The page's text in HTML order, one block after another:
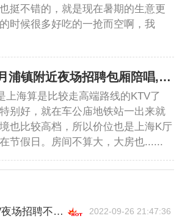
挺不错的，就是现在暑期的生意更
时候很多好吃的一抢而空啊，我
上海宝山区月浦镇附近夜场招聘包厢陪唱,是当天上班当天发薪吗？
海算是比较走高端路线的KTV了
别好，就在车公庙地铁站一出来就
也比较高档，所以价位也是上海K厅
节假日。房间不算大，大房也......
费的,跟领队还是直招 2022-09-26 21:47:36